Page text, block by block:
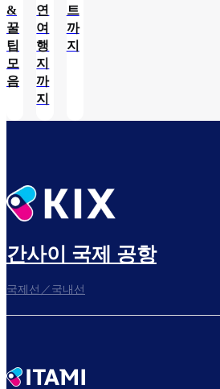
&
꿀
팁
모
음
연
여
행
지
까
지
트
까
지
간사이 국제 공항
국제선／국내선